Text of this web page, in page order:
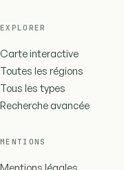
EXPLORER
Carte interactive
Toutes les régions
Tous les types
Recherche avancée
MENTIONS